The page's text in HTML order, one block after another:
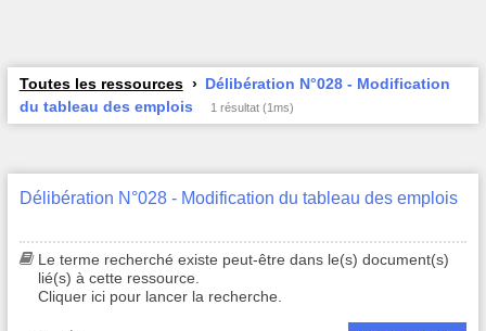
Toutes les ressources
Délibération N°028 - Modification
du tableau des emplois
1 résultat (1ms)
Délibération N°028 - Modification du tableau des emplois
Le terme recherché existe peut-être dans le(s) document(s)
lié(s) à cette ressource.
Cliquer ici pour lancer la recherche.